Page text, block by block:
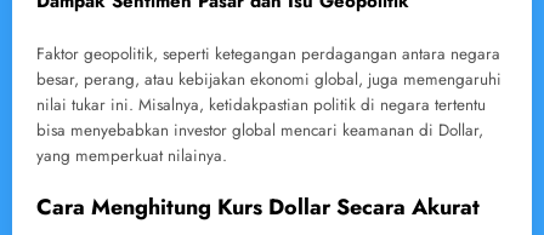
Faktor geopolitik, seperti ketegangan perdagangan antara negara
besar, perang, atau kebijakan ekonomi global, juga memengaruhi
nilai tukar ini. Misalnya, ketidakpastian politik di negara tertentu
bisa menyebabkan investor global mencari keamanan di Dollar,
yang memperkuat nilainya.
Cara Menghitung Kurs Dollar Secara Akurat